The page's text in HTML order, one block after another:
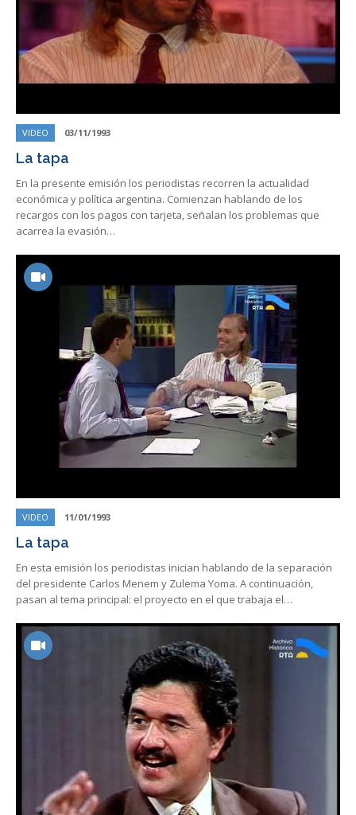
VIDEO 03/11/1993
La tapa
En la presente emisión los periodistas recorren la actualidad
económica y política argentina. Comienzan hablando de los
recargos con los pagos con tarjeta, señalan los problemas que
acarrea la evasión…
VIDEO 11/01/1993
La tapa
En esta emisión los periodistas inician hablando de la separación
del presidente Carlos Menem y Zulema Yoma. A continuación,
pasan al tema principal: el proyecto en el que trabaja el…